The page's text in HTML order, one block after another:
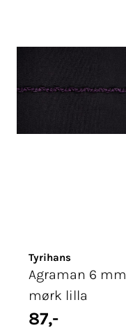
Tyrihans
Agraman 6 mm
mørk lilla
87,-